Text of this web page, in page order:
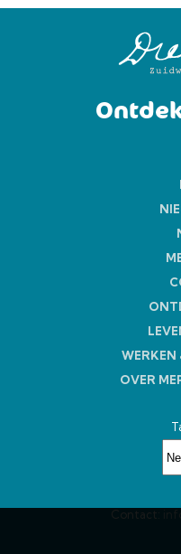
WERKEN
OVER
Contact: